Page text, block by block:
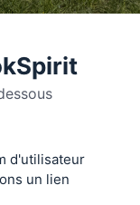
d'utilisateur
un lien